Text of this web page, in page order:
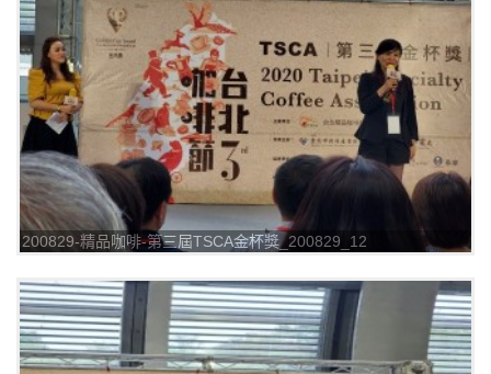
200829-精品咖啡-第三屆TSCA金杯獎_200829_12